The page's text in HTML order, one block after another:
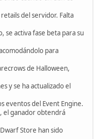
del servidor. Falta
se activa fase beta para su
para
de Halloween,
y se ha actualizado el
eventos del Event Engine.
el ganador obtendrá
Store han sido